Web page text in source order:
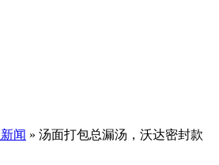
闻 » 汤面打包总漏汤，沃达密封款